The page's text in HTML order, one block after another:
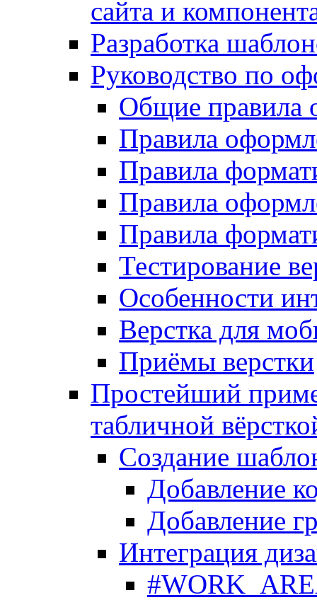
сайта и
Разработка
Руководство по
Общие правила
Правила
Правила
Правила
Правила
Тестирование
Особенности
Верстка для
Приёмы верстки
Простейший
табличной
Создание
Добавление
Добавление
Интеграция